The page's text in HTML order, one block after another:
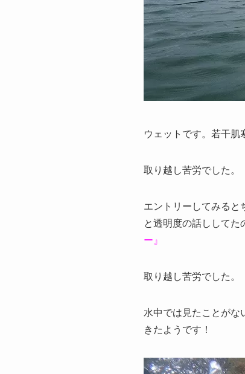
ウェットです。若干肌
取り越し苦労でした。
エントリーしてみると
と透明度の話ししてた
ー』
取り越し苦労でした。
水中では見たことがな
きたようです！